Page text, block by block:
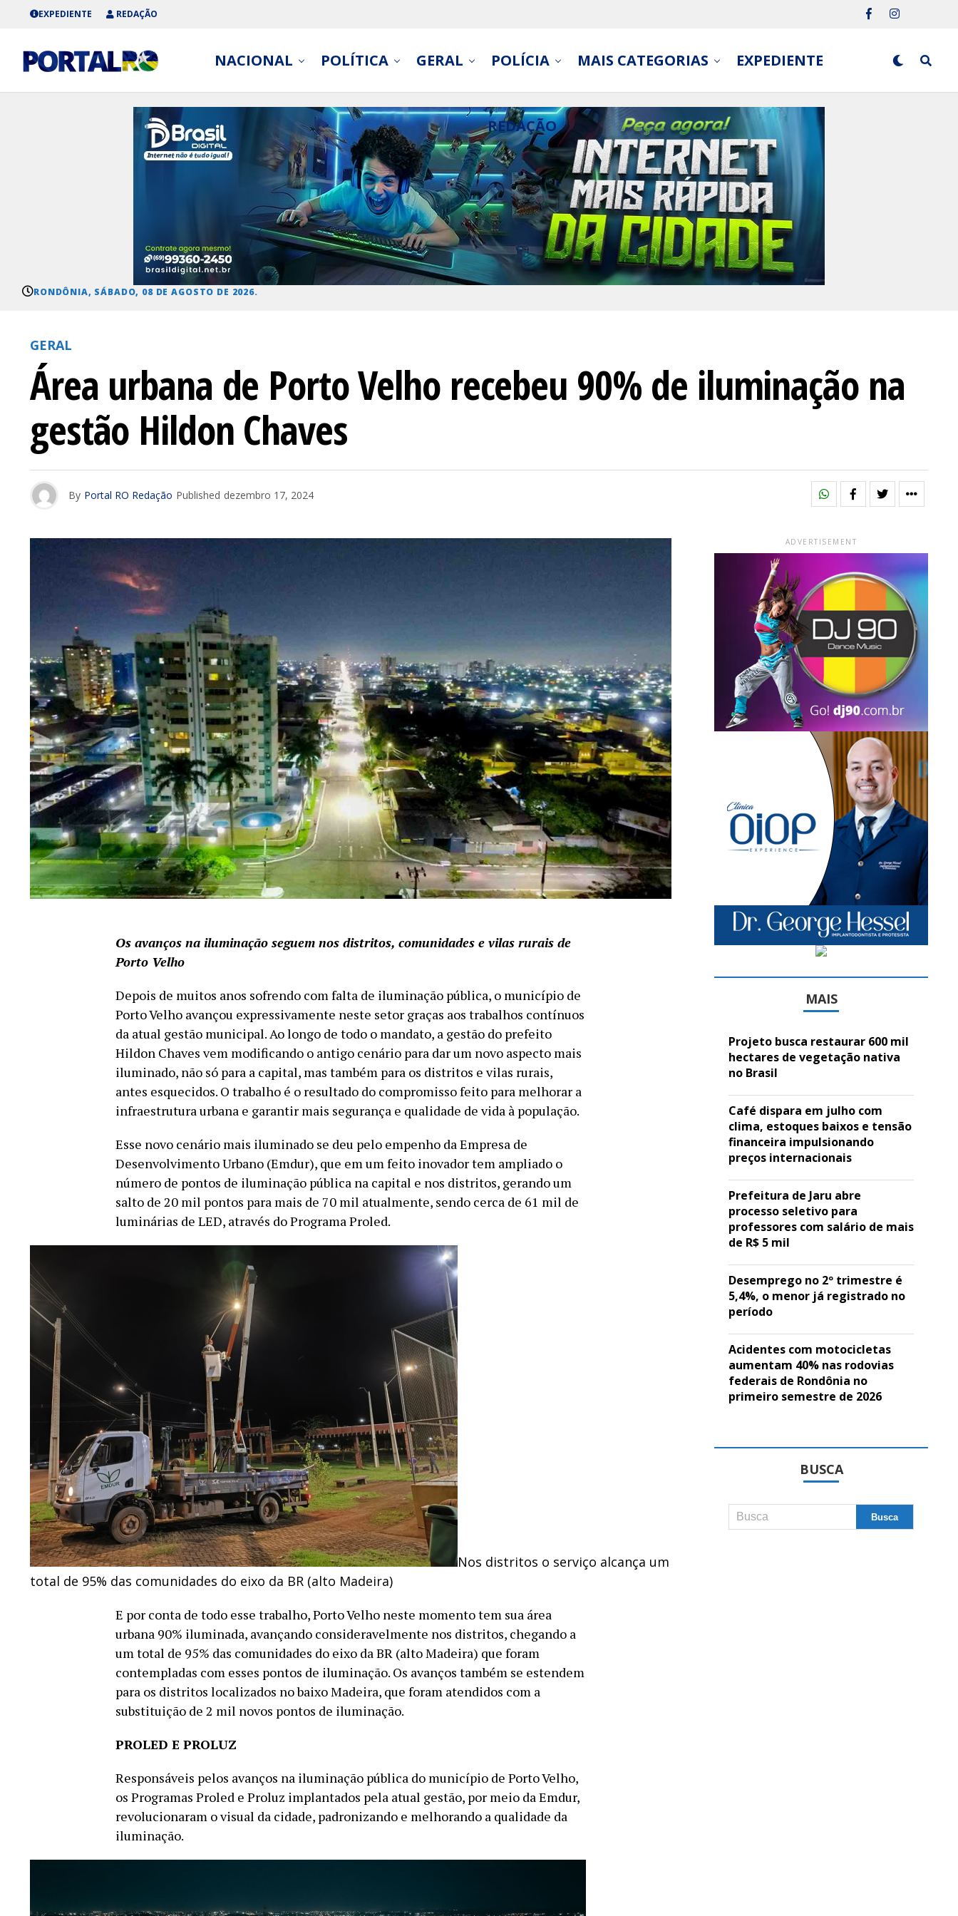
EXPEDIENTE REDAÇÃO
NACIONAL POLÍTICA GERAL POLÍCIA MAIS CATEGORIAS EXPEDIENTE
REDAÇÃO
RONDÔNIA, SÁBADO, 08 DE AGOSTO DE 2026.
GERAL
Área urbana de Porto Velho recebeu 90% de iluminação na
gestão Hildon Chaves
By Portal RO Redação Published dezembro 17, 2024
Os avanços na iluminação seguem nos distritos, comunidades e vilas rurais de
Porto Velho
Depois de muitos anos sofrendo com falta de iluminação pública, o município de
Porto Velho avançou expressivamente neste setor graças aos trabalhos contínuos
da atual gestão municipal. Ao longo de todo o mandato, a gestão do prefeito
Hildon Chaves vem modificando o antigo cenário para dar um novo aspecto mais
iluminado, não só para a capital, mas também para os distritos e vilas rurais,
antes esquecidos. O trabalho é o resultado do compromisso feito para melhorar a
infraestrutura urbana e garantir mais segurança e qualidade de vida à população.
Esse novo cenário mais iluminado se deu pelo empenho da Empresa de
Desenvolvimento Urbano (Emdur), que em um feito inovador tem ampliado o
número de pontos de iluminação pública na capital e nos distritos, gerando um
salto de 20 mil pontos para mais de 70 mil atualmente, sendo cerca de 61 mil de
luminárias de LED, através do Programa Proled.
Nos distritos o serviço alcança um
total de 95% das comunidades do eixo da BR (alto Madeira)
E por conta de todo esse trabalho, Porto Velho neste momento tem sua área
urbana 90% iluminada, avançando consideravelmente nos distritos, chegando a
um total de 95% das comunidades do eixo da BR (alto Madeira) que foram
contempladas com esses pontos de iluminação. Os avanços também se estendem
para os distritos localizados no baixo Madeira, que foram atendidos com a
substituição de 2 mil novos pontos de iluminação.
PROLED E PROLUZ
Responsáveis pelos avanços na iluminação pública do município de Porto Velho,
os Programas Proled e Proluz implantados pela atual gestão, por meio da Emdur,
revolucionaram o visual da cidade, padronizando e melhorando a qualidade da
iluminação.
ADVERTISEMENT
MAIS
Projeto busca restaurar 600 mil
hectares de vegetação nativa
no Brasil
Café dispara em julho com
clima, estoques baixos e tensão
financeira impulsionando
preços internacionais
Prefeitura de Jaru abre
processo seletivo para
professores com salário de mais
de R$ 5 mil
Desemprego no 2º trimestre é
5,4%, o menor já registrado no
período
Acidentes com motocicletas
aumentam 40% nas rodovias
federais de Rondônia no
primeiro semestre de 2026
BUSCA